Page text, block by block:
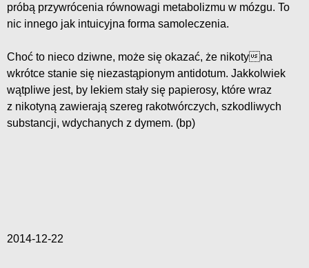
próbą przywrócenia równowagi metabolizmu w mózgu. To
nic innego jak intuicyjna forma samoleczenia.
Choć to nieco dziwne, może się okazać, że nikotyna
wkrótce stanie się niezastąpionym antidotum. Jakkolwiek
wątpliwe jest, by lekiem stały się papierosy, które wraz
z nikotyną zawierają szereg rakotwórczych, szkodliwych
substancji, wdychanych z dymem. (bp)
2014-12-22